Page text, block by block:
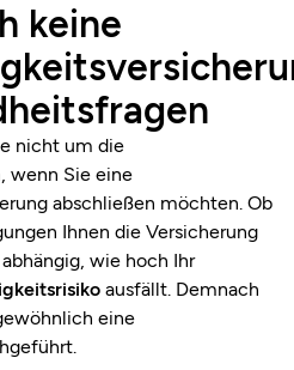
keine
nicht um die
wenn Sie eine
abschließen möchten. Ob
Ihnen die Versicherung
wie hoch Ihr
ausfällt. Demnach
eine